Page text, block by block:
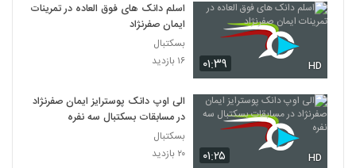
۰۱:۳۹ HD
اسلم دانک های فوق العاده در تمرینات
ایمان صفرنژاد
بسکتبال
۱۶ بازدید
۰۱:۲۵ HD
الی اوپ دانک پوسترایز ایمان صفرنژاد
در مسابقات بسکتبال سه نفره
بسکتبال
۲۰ بازدید